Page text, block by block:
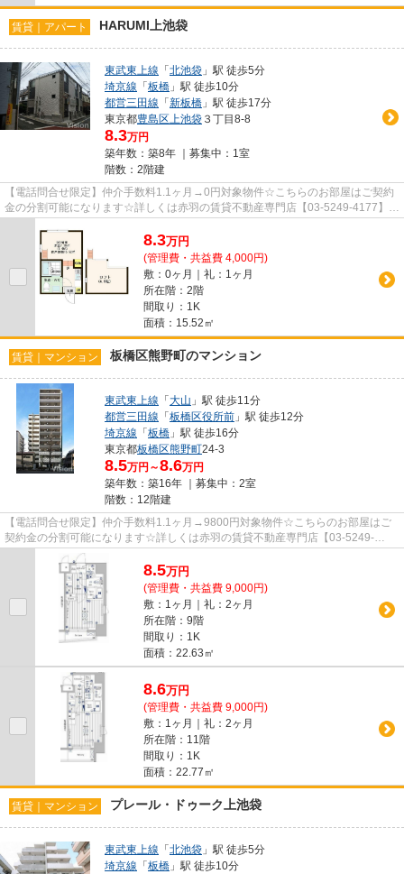
賃貸｜アパート HARUMI上池袋
東武東上線 「北池袋 」駅 徒歩5分
埼京線 「板橋 」駅 徒歩10分
都営三田線 「新板橋 」駅 徒歩17分
東京都豊島区上池袋 ３丁目8-8
8.3万円
築年数：築8年 ｜募集中： 1室
階数：2階建
【電話問合せ限定】仲介手数料1.1ヶ月→0円対象物件☆こちらのお部屋はご契約
金の分割可能になります☆詳しくは赤羽の賃貸不動産専門店【03-5249-4177】
VISION赤羽店までご連絡下さい！！
8.3万円
(管理費・共益費 4,000円)
敷：0ヶ月｜礼：1ヶ月
所在階：2階
間取り：1K
面積：15.52㎡
賃貸｜マンション 板橋区熊野町のマンション
東武東上線 「大山 」駅 徒歩11分
都営三田線 「板橋区役所前 」駅 徒歩12分
埼京線 「板橋 」駅 徒歩16分
東京都板橋区熊野町24‐3
8.5万円～8.6万円
築年数：築16年 ｜募集中： 2室
階数：12階建
【電話問合せ限定】仲介手数料1.1ヶ月→9800円対象物件☆こちらのお部屋はご
契約金の分割可能になります☆詳しくは赤羽の賃貸不動産専門店【03-5249-
4177】VISION赤羽店までご連絡下さい！！
8.5万円
(管理費・共益費 9,000円)
敷：1ヶ月｜礼：2ヶ月
所在階：9階
間取り：1K
面積：22.63㎡
8.6万円
(管理費・共益費 9,000円)
敷：1ヶ月｜礼：2ヶ月
所在階：11階
間取り：1K
面積：22.77㎡
賃貸｜マンション プレール・ドゥーク上池袋
東武東上線 「北池袋 」駅 徒歩5分
埼京線 「板橋 」駅 徒歩10分